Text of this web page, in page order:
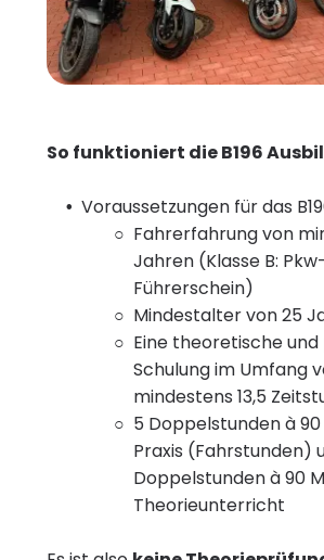
So funktioniert die B196
Voraussetzungen für das
Fahrerfahrung von
Jahren (Klasse B: Pkw-
Führerschein)
Mindestalter von 25
Eine theoretische
Schulung im Umfang
mindestens 13,5
5 Doppelstunden à
Praxis (Fahrstunden)
Doppelstunden à 90
Theorieunterricht